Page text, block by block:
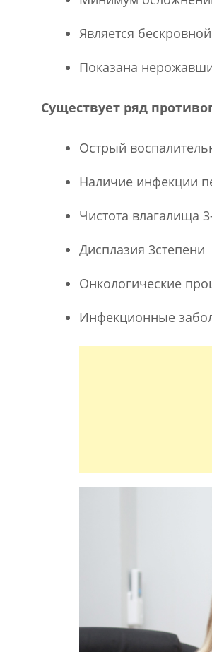
Является
Показана
Существует ряд
Острый
Наличие инфекции
Чистота влагалища
Дисплазия 3степени
Онкологические
Инфекционные